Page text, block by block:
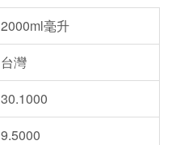
2000ml毫升
台灣
30.1000
9.5000